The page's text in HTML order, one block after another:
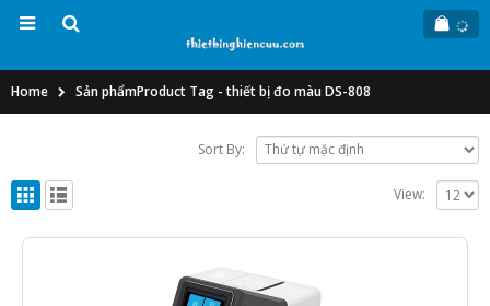
Home Sản phẩmProduct Tag -thiết bị đo màu DS-808
Sort By:
View: